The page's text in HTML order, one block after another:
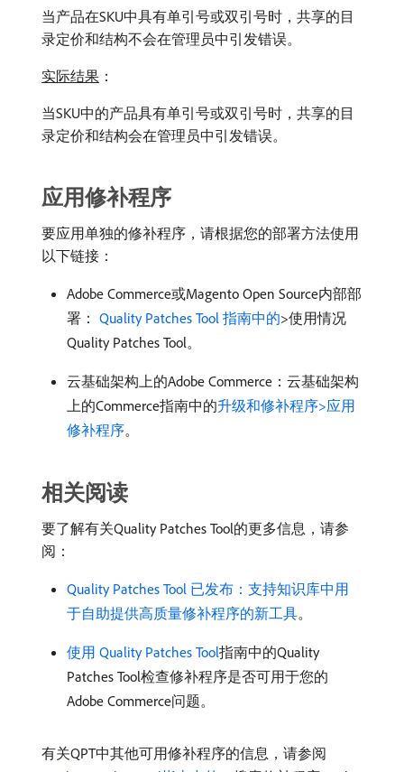
当产品在SKU中具有单引号或双引号时，共享的目
录定价和结构不会在管理员中引发错误。
实际结果 ：
当SKU中的产品具有单引号或双引号时，共享的目
录定价和结构会在管理员中引发错误。
应用修补程序
要应用单独的修补程序，请根据您的部署方法使用
以下链接：
Adobe Commerce或Magento Open Source内部部
署： Quality Patches Tool 指南中的>使用情况
Quality Patches Tool。
云基础架构上的Adobe Commerce：云基础架构
上的Commerce指南中的升级和修补程序>应用
修补程序。
相关阅读
要了解有关Quality Patches Tool的更多信息，请参
阅：
Quality Patches Tool 已发布：支持知识库中用
于自助提供高质量修补程序的新工具。
使用 Quality Patches Tool指南中的Quality
Patches Tool检查修补程序是否可用于您的
Adobe Commerce问题。
有关QPT中其他可用修补程序的信息，请参阅